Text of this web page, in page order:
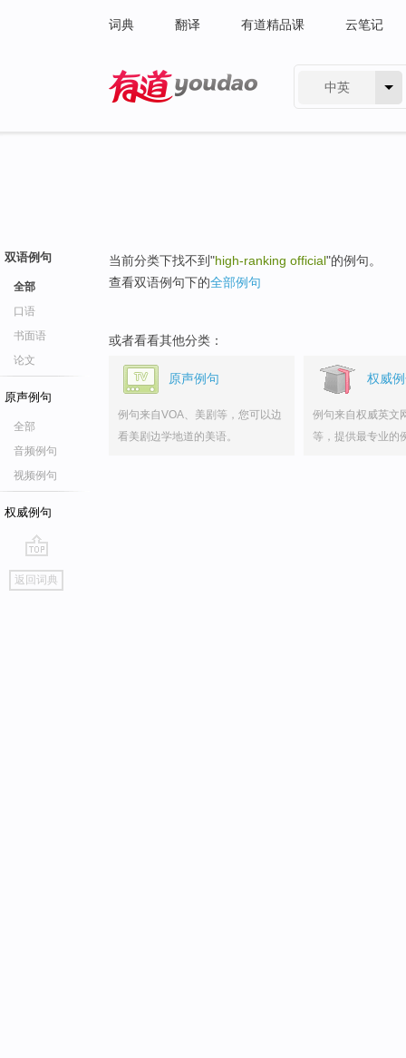
词典 翻译 有道精品课 云笔记
中英
双语例句
全部
口语
书面语
论文
原声例句
全部
音频例句
视频例句
权威例句
go
top
返回词典
当前分类下找不到"high-ranking official"的例句。
查看双语例句下的全部例句
或者看看其他分类：
原声例句
例句来自VOA、美剧等，您可以边
看美剧边学地道的美语。
权威
例句来自权威英文
等，提供最专业的